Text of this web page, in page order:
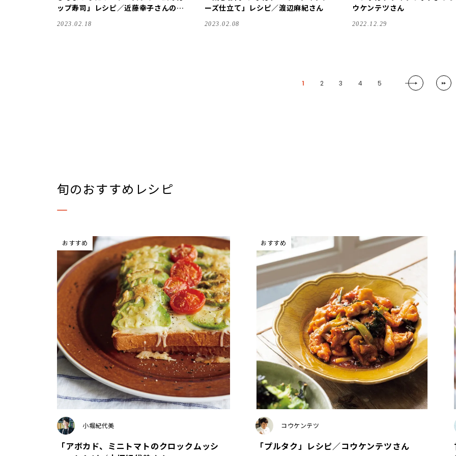
ップ寿司」レシピ／近藤幸子さんの
2023.02.18
ーズ仕立て」レシピ／渡辺麻紀さん
2023.02.08
ウケンテツさん
2022.12.29
1 2 3 4 5
旬のおすすめレシピ
おすすめ
小堀紀代美
「アボカド、ミニトマトのクロックムッシ
おすすめ
コウケンテツ
「プルタク」レシピ／コウケンテツさん